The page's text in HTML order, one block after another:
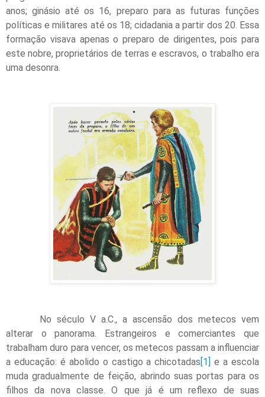
anos; ginásio até os 16, preparo para as futuras funções
políticas e militares até os 18; cidadania a partir dos 20. Essa
formação visava apenas o preparo de dirigentes, pois para
este nobre, proprietários de terras e escravos, o trabalho era
uma desonra.
No século V a.C., a ascensão dos metecos vem
alterar o panorama. Estrangeiros e comerciantes que
trabalham duro para vencer, os metecos passam a influenciar
a educação: é abolido o castigo a chicotadas[1] e a escola
muda gradualmente de feição, abrindo suas portas para os
filhos da nova classe. O que já é um reflexo de suas